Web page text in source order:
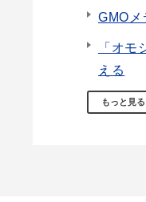
GMO
「オ
える
もっと見る